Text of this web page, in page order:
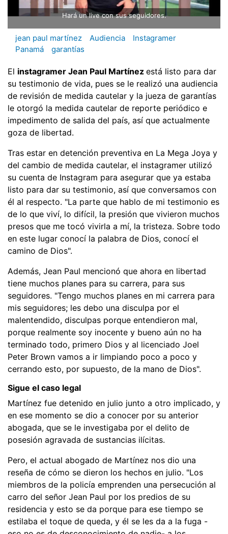
Hará un live con sus seguidores.
jean paul martínez Audiencia
Instagramer
Panamá
garantías
El instagramer Jean Paul Martínez está listo para dar
su testimonio de vida, pues se le realizó una audiencia
de revisión de medida cautelar y la jueza de garantías
le otorgó la medida cautelar de reporte periódico e
impedimento de salida del país, así que actualmente
goza de libertad.
Tras estar en detención preventiva en La Mega Joya y
del cambio de medida cautelar, el instagramer utilizó
su cuenta de Instagram para asegurar que ya estaba
listo para dar su testimonio, así que conversamos con
él al respecto. "La parte que hablo de mi testimonio es
de lo que viví, lo difícil, la presión que vivieron muchos
presos que me tocó vivirla a mí, la tristeza. Sobre todo
en este lugar conocí la palabra de Dios, conocí el
camino de Dios".
Además, Jean Paul mencionó que ahora en libertad
tiene muchos planes para su carrera, para sus
seguidores. "Tengo muchos planes en mi carrera para
mis seguidores; les debo una disculpa por el
malentendido, disculpas porque entendieron mal,
porque realmente soy inocente y bueno aún no ha
terminado todo, primero Dios y al licenciado Joel
Peter Brown vamos a ir limpiando poco a poco y
cerrando esto, por supuesto, de la mano de Dios".
Sigue el caso legal
Martínez fue detenido en julio junto a otro implicado, y
en ese momento se dio a conocer por su anterior
abogada, que se le investigaba por el delito de
posesión agravada de sustancias ilícitas.
Pero, el actual abogado de Martínez nos dio una
reseña de cómo se dieron los hechos en julio. "Los
miembros de la policía emprenden una persecución al
carro del señor Jean Paul por los predios de su
residencia y esto se da porque para ese tiempo se
estilaba el toque de queda, y él se les da a la fuga -